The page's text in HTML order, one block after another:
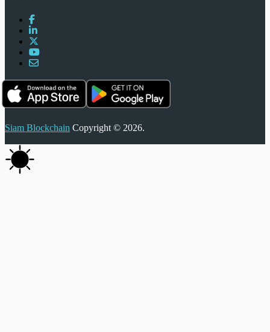
Siam Blockchain Copyright © 2026.